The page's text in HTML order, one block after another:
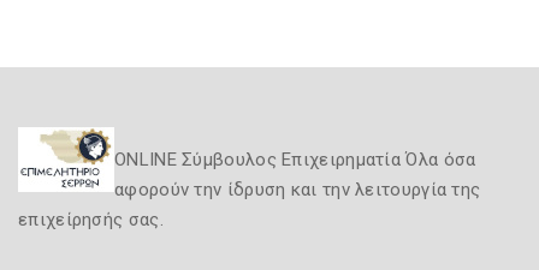
ONLINE Σύμβουλος Επιχειρηματία Όλα όσα
αφορούν την ίδρυση και την λειτουργία της
επιχείρησής σας.